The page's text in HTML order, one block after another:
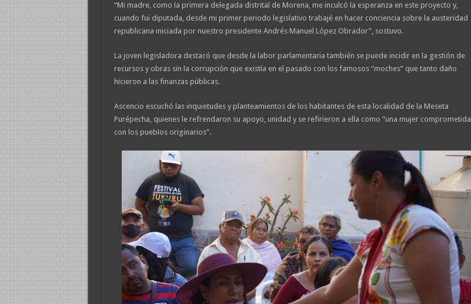
“Mi madre, como la primera delegada distrital de Morena, me inculcó la esperanza en este proyecto y,
cuando fui diputada, desde mi primer periodo legislativo trabajé en hacer conciencia sobre la austeridad
republicana iniciada por nuestro presidente Andrés Manuel López Obrador”, sostuvo.
La joven legisladora destacó que desde la labor parlamentaria también se puede incidir en la gestión de
recursos y obras sin la corrupción que existía en el pasado con los famosos “moches” que tanto daño
hicieron a las finanzas públicas.
Ascencio escuchó las inquietudes y planteamientos de los habitantes de esta localidad de la Meseta
Purépecha, quienes le refrendaron su apoyo, unidad y se refirieron a ella como “una mujer comprometida
con los pueblos originarios”.